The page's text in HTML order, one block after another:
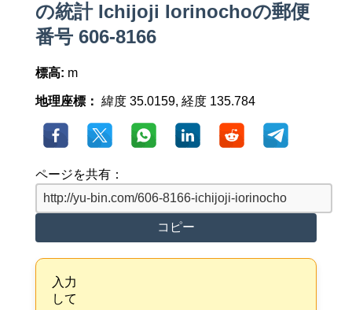
の統計 Ichijoji Iorinochoの郵便
番号 606-8166
標高: m
地理座標： 緯度 35.0159, 経度 135.784
ページを共有：
コピー
入力
して